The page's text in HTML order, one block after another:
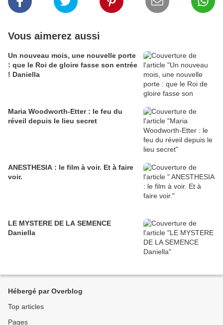
Vous aimerez aussi
Un nouveau mois, une nouvelle porte
: que le Roi de gloire fasse son entrée
! Daniella
Maria Woodworth-Etter : le feu du
réveil depuis le lieu secret
ANESTHESIA : le film à voir. Et à faire
voir.
LE MYSTERE DE LA SEMENCE
Daniella
Hébergé par Overblog
Top articles
Pages